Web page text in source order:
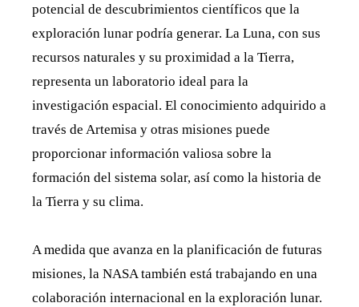
potencial de descubrimientos científicos que la
exploración lunar podría generar. La Luna, con sus
recursos naturales y su proximidad a la Tierra,
representa un laboratorio ideal para la
investigación espacial. El conocimiento adquirido a
través de Artemisa y otras misiones puede
proporcionar información valiosa sobre la
formación del sistema solar, así como la historia de
la Tierra y su clima.
A medida que avanza en la planificación de futuras
misiones, la NASA también está trabajando en una
colaboración internacional en la exploración lunar.